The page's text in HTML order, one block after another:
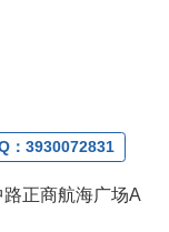
：3930072831
正商航海广场A